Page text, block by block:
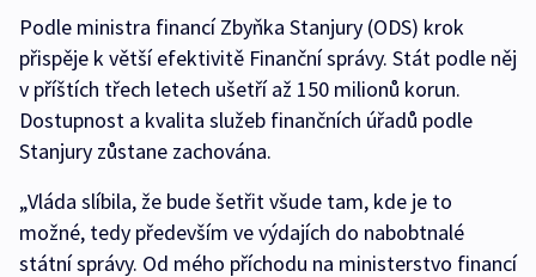
Podle ministra financí Zbyňka Stanjury (ODS) krok
přispěje k větší efektivitě Finanční správy. Stát podle něj
v příštích třech letech ušetří až 150 milionů korun.
Dostupnost a kvalita služeb finančních úřadů podle
Stanjury zůstane zachována.
„Vláda slíbila, že bude šetřit všude tam, kde je to
možné, tedy především ve výdajích do nabobtnalé
státní správy. Od mého příchodu na ministerstvo financí